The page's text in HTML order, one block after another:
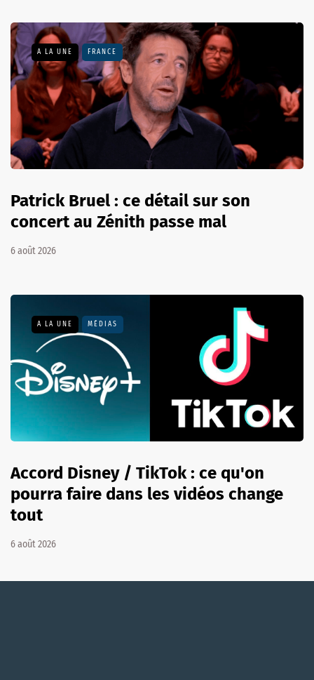
A LA UNE FRANCE
Patrick Bruel : ce détail sur son
concert au Zénith passe mal
6 août 2026
A LA UNE MÉDIAS
Accord Disney / TikTok : ce qu'on
pourra faire dans les vidéos change
tout
6 août 2026